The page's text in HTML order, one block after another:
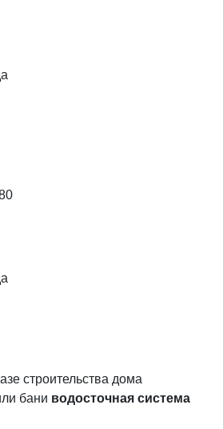
строительства дома
бани водосточная система